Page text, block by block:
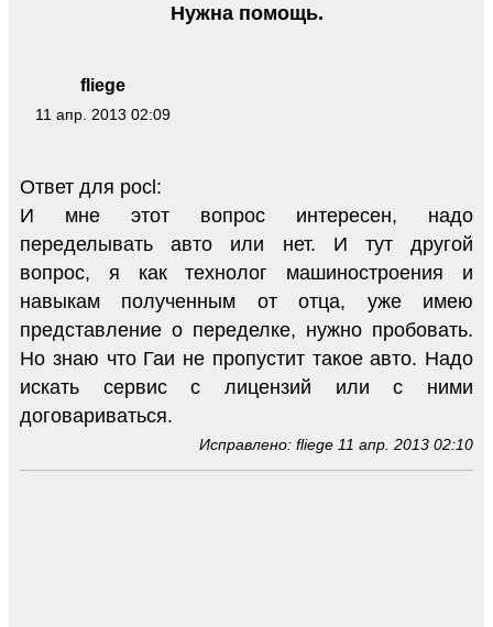
fliege
11 апр. 2013 02:09
Нужна помощь.
Ответ для pocl:
И мне этот вопрос интересен, надо
переделывать авто или нет. И тут другой
вопрос, я как технолог машиностроения и
навыкам полученным от отца, уже имею
представление о переделке, нужно пробовать.
Но знаю что Гаи не пропустит такое авто. Надо
искать сервис с лицензий или с ними
договариваться.
Исправлено: fliege 11 апр. 2013 02:10